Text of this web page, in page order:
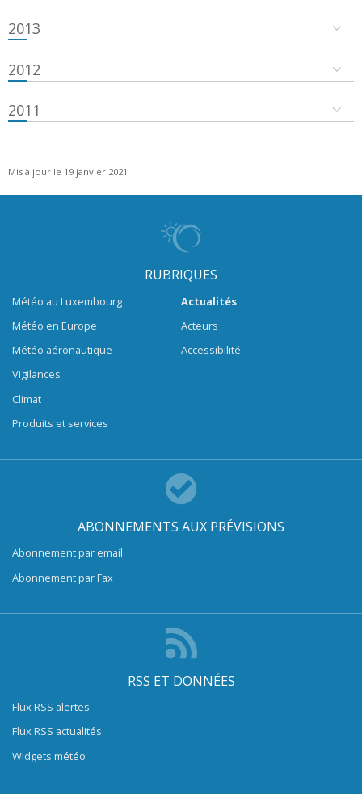
2013
2012
2011
Mis à jour le 19 janvier 2021
RUBRIQUES
Météo au Luxembourg
Météo en Europe
Météo aéronautique
Vigilances
Climat
Produits et services
Actualités
Acteurs
Accessibilité
ABONNEMENTS AUX PRÉVISIONS
Abonnement par email
Abonnement par Fax
RSS ET DONNÉES
Flux RSS alertes
Flux RSS actualités
Widgets météo